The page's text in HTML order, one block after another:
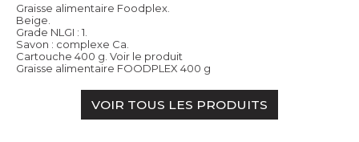
Graisse alimentaire Foodplex.
Beige.
Grade NLGI : 1.
Savon : complexe Ca.
Cartouche 400 g. Voir le produit
Graisse alimentaire FOODPLEX 400 g
VOIR TOUS LES PRODUITS